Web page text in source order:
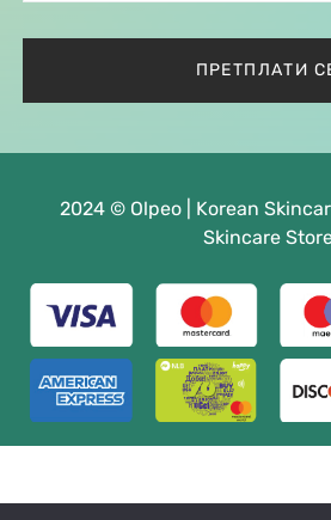
2024 © Olpeo | Korean
Skincare